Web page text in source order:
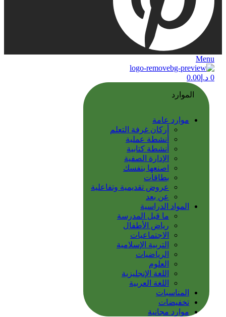
Menu
0 د.إ 0.00
الموارد
موارد عامة
أركان غرفة التعلم
أنشطة عملية
أنشطة كتابية
الإدارة الصفية
اصنعها بنفسك
بطاقات
عروض تقديمية وتفاعلية
عن بعد
المواد الدراسية
ما قبل المدرسة
رياض الأطفال
الاجتماعيات
التربية الإسلامية
الرياضيات
العلوم
اللغة الإنجليزية
اللغة العربية
المناسبات
تخفيضات
موارد مجانية